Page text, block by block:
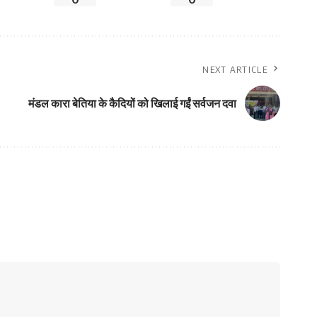
NEXT ARTICLE
मंडल कारा बेतिया के कैदियों को खिलाई गईं सर्वजन दवा